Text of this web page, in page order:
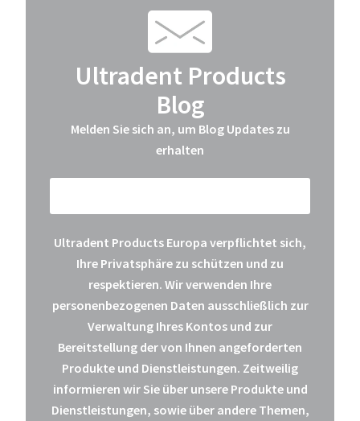
Ultradent Products
Blog
Melden Sie sich an, um Blog Updates zu
erhalten
Ultradent Products Europa verpflichtet sich,
Ihre Privatsphäre zu schützen und zu
respektieren. Wir verwenden Ihre
personenbezogenen Daten ausschließlich zur
Verwaltung Ihres Kontos und zur
Bereitstellung der von Ihnen angeforderten
Produkte und Dienstleistungen. Zeitweilig
informieren wir Sie über unsere Produkte und
Dienstleistungen, sowie über andere Themen,